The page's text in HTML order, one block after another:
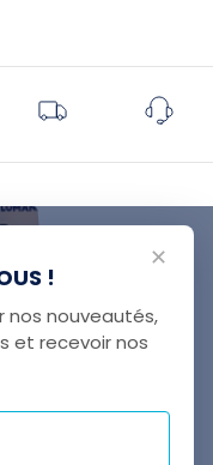
✕
!
nos nouveautés,
et recevoir nos